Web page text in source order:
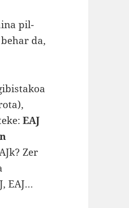
pil-
da,
EAJ
Zer
EAJ…